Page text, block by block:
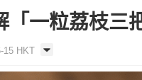
「一粒荔枝三
15 HKT